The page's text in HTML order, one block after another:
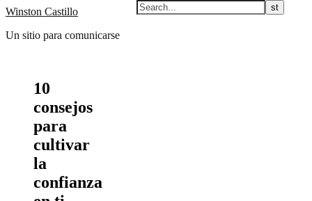
Winston Castillo
Un sitio para comunicarse
10
consejos
para
cultivar
la
confianza